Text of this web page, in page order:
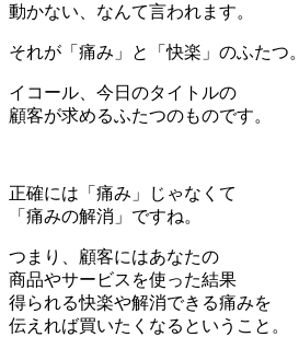
動かない 、なんて言われます。
それが 「痛み」 と 「快楽」 のふたつ。
イコール、今日のタイトルの
顧客が求めるふたつのものです。
正確には「痛み」じゃなくて
「痛みの解消」 ですね。
つまり、顧客にはあなたの
商品やサービスを使った結果
得られる快楽や解消できる痛みを
伝えれば買いたくなるということ。